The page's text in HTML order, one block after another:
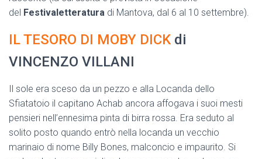
del Festivaletteratura di Mantova, dal 6 al 10 settembre).
IL TESORO DI MOBY DICKdi
VINCENZO VILLANI
Il sole era sceso da un pezzo e alla Locanda dello
Sfiatatoio il capitano Achab ancora affogava i suoi mesti
pensieri nell’ennesima pinta di birra rossa. Era seduto al
solito posto quando entrò nella locanda un vecchio
marinaio di nome Billy Bones, malconcio e impaurito. Si